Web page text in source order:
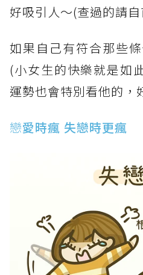
好吸引人～(查過的請
如果自己有符合那些
(小女生的快樂就是如
運勢也會特別看他的，
戀愛時瘋 失戀時更瘋